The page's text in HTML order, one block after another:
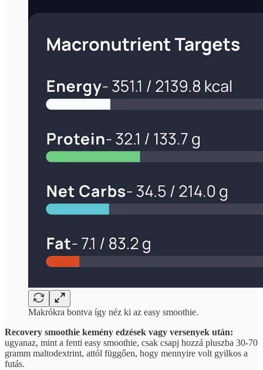
Makrókra bontva így néz ki az easy smoothie.
Recovery smoothie kemény edzések vagy versenyek után:
ugyanaz, mint a fenti easy smoothie, csak csapj hozzá pluszba 30-70
gramm maltodextrint, attól függően, hogy mennyire volt gyilkos a
futás.